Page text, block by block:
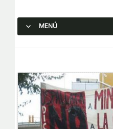
MENÚ